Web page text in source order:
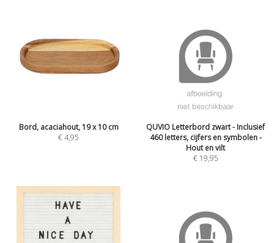
Bord, acaciahout, 19 x 10 cm
€4,95
QUVIO Letterbord zwart - Inclusief
460 letters, cijfers en symbolen -
Hout en vilt
€ 19,95